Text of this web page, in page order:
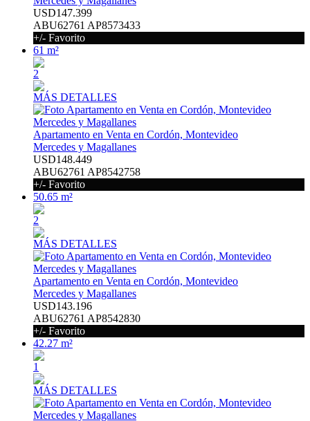
USD147.399
ABU62761 AP8573433
+/- Favorito
61 m²
2
MÁS DETALLES
Apartamento en Venta en Cordón, Montevideo
Mercedes y Magallanes
USD148.449
ABU62761 AP8542758
+/- Favorito
50.65 m²
2
MÁS DETALLES
Apartamento en Venta en Cordón, Montevideo
Mercedes y Magallanes
USD143.196
ABU62761 AP8542830
+/- Favorito
42.27 m²
1
MÁS DETALLES